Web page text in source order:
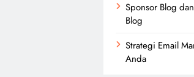
Sponsor Blog
Blog
Strategi Email
Anda